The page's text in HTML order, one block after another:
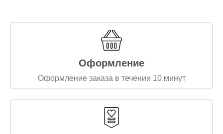
Оформление
Оформление заказа в течении 10 минут